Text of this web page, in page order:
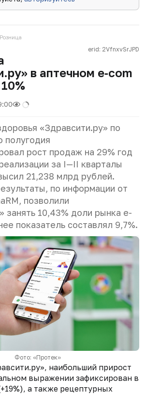
Розница
erid: 2VfnxvSrJPD
в аптечном e‑com
«Здравсити.ру» по
полугодия
рост продаж на 29% год
за I—II кварталы
21,238 млрд рублей.
по информации от
позволили
занять 10,43% доли рынка e-
показатель составлял 9,7%.
Фото: «Протек»
наибольший прирост
выражении зафиксирован в
а также рецептурных